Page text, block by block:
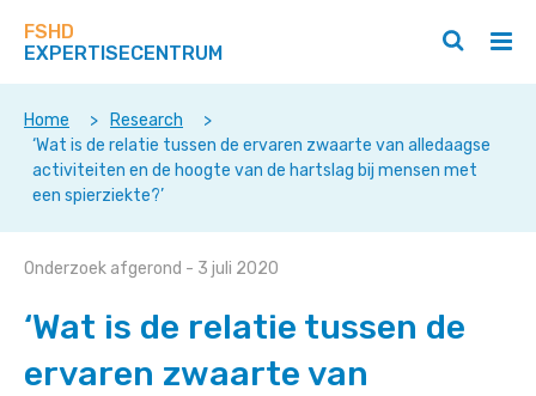
direct
op
deze
FSHD
EXPERTISECENTRUM
/
Zoeken
/
Home > Research
>
‘Wat is de relatie tussen de ervaren zwaarte van alledaagse
activiteiten en de hoogte van de hartslag bij mensen met
een spierziekte?’
‘Wat
de
tussen
Onderzoek afgerond - 3 juli 2020
‘Wat is de relatie tussen de
ervaren zwaarte van